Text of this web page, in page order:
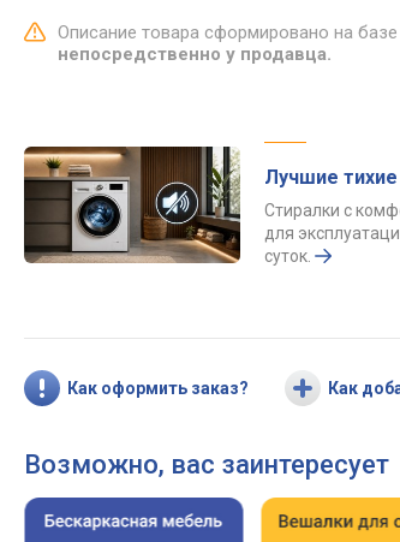
Описание товара сформировано на
непосредственно у продавца.
Лучшие
Стиралки с
для
суток.
Как оформить заказ? Как
Возможно, вас заинтересует